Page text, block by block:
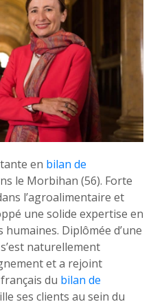
en bilan de
le Morbihan (56). Forte
l’agroalimentaire et
une solide expertise en
Diplômée d’une
naturellement
et a rejoint
du bilan de
ses clients au sein du